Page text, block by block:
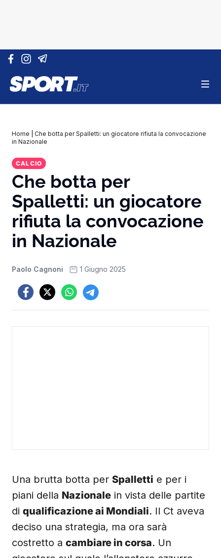
Vai al contenuto
Home
Che botta per Spalletti: un giocatore rifiuta la convocazione
in Nazionale
CALCIO
Che botta per
Spalletti: un giocatore
rifiuta la convocazione
in Nazionale
Paolo Cagnoni 1 Giugno 2025
Una brutta botta per Spalletti e per i
piani della Nazionale in vista delle partite
di qualificazione ai Mondiali. Il Ct aveva
deciso una strategia, ma ora sarà
costretto a cambiare in corsa. Un